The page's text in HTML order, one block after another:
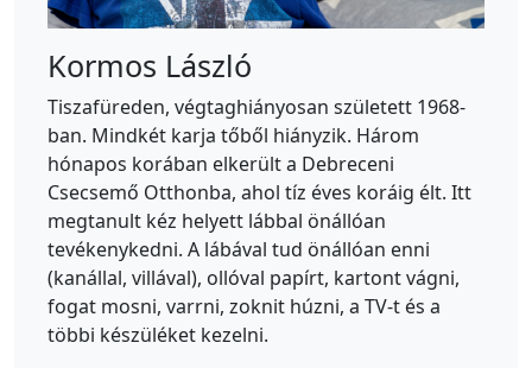
Kormos László
Tiszafüreden, végtaghiányosan született 1968-
ban. Mindkét karja tőből hiányzik. Három
hónapos korában elkerült a Debreceni
Csecsemő Otthonba, ahol tíz éves koráig élt. Itt
megtanult kéz helyett lábbal önállóan
tevékenykedni. A lábával tud önállóan enni
(kanállal, villával), ollóval papírt, kartont vágni,
fogat mosni, varrni, zoknit húzni, a TV-t és a
többi készüléket kezelni.